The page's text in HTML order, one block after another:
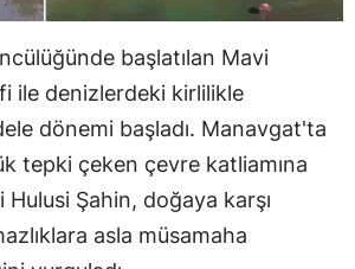
başlatılan Mavi
ile denizlerdeki kirlilikle
dönemi başladı. Manavgat'ta
tepki çeken çevre katliamına
Şahin, doğaya karşı
asla müsamaha